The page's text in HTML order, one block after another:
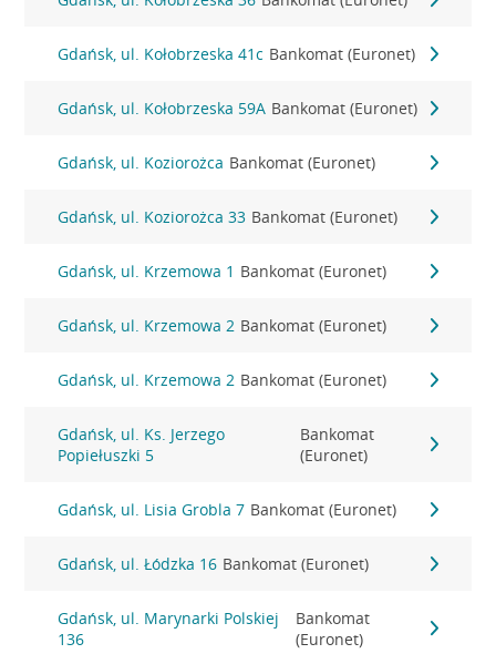
Gdańsk, ul. Kołobrzeska 41c Bankomat (Euronet)
Gdańsk, ul. Kołobrzeska 59A Bankomat (Euronet)
Gdańsk, ul. Koziorożca Bankomat (Euronet)
Gdańsk, ul. Koziorożca 33 Bankomat (Euronet)
Gdańsk, ul. Krzemowa 1 Bankomat (Euronet)
Gdańsk, ul. Krzemowa 2 Bankomat (Euronet)
Gdańsk, ul. Krzemowa 2 Bankomat (Euronet)
Gdańsk, ul. Ks. Jerzego
Popiełuszki 5
Bankomat
(Euronet)
Gdańsk, ul. Lisia Grobla 7 Bankomat (Euronet)
Gdańsk, ul. Łódzka 16 Bankomat (Euronet)
Gdańsk, ul. Marynarki Polskiej
136
Bankomat
(Euronet)